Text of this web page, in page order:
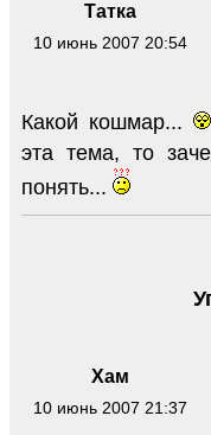
Татка
10 июнь 2007 20:54
Какой кошмар...
эта тема, то
понять...
Хам
10 июнь 2007 21:37